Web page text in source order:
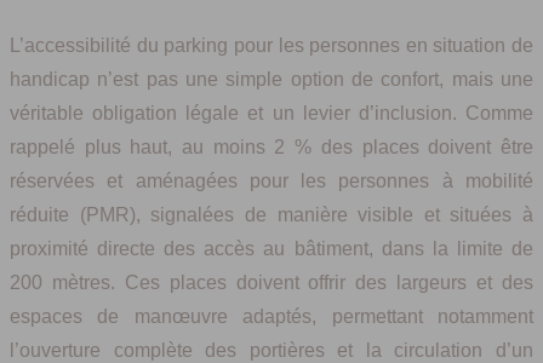
L’accessibilité du parking pour les personnes en situation de
handicap n’est pas une simple option de confort, mais une
véritable obligation légale et un levier d’inclusion. Comme
rappelé plus haut, au moins 2 % des places doivent être
réservées et aménagées pour les personnes à mobilité
réduite (PMR), signalées de manière visible et situées à
proximité directe des accès au bâtiment, dans la limite de
200 mètres. Ces places doivent offrir des largeurs et des
espaces de manœuvre adaptés, permettant notamment
l’ouverture complète des portières et la circulation d’un